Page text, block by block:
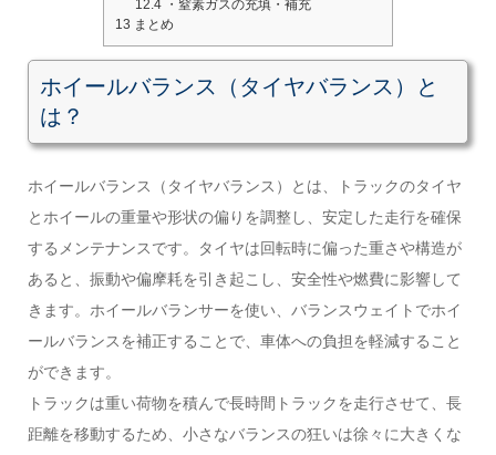
12.4 ・窒素ガスの充填・補充
13 まとめ
ホイールバランス（タイヤバランス）と
は？
ホイールバランス（タイヤバランス）とは、トラックのタイヤ
とホイールの重量や形状の偏りを調整し、安定した走行を確保
するメンテナンスです。タイヤは回転時に偏った重さや構造が
あると、振動や偏摩耗を引き起こし、安全性や燃費に影響して
きます。ホイールバランサーを使い、バランスウェイトでホイ
ールバランスを補正することで、車体への負担を軽減すること
ができます。
トラックは重い荷物を積んで長時間トラックを走行させて、長
距離を移動するため、小さなバランスの狂いは徐々に大きくな